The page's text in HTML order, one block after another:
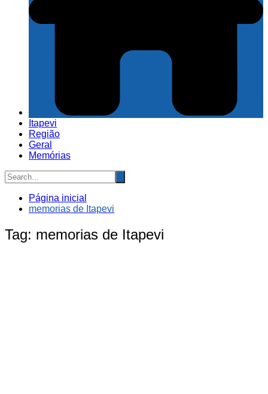
Itapevi
Região
Geral
Memórias
Página inicial
memorias de Itapevi
Tag: memorias de Itapevi